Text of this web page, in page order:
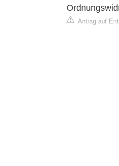
Antrag auf